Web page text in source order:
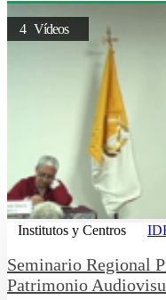
4 Vídeos
Institutos y Centros
Seminario Regional
Patrimonio